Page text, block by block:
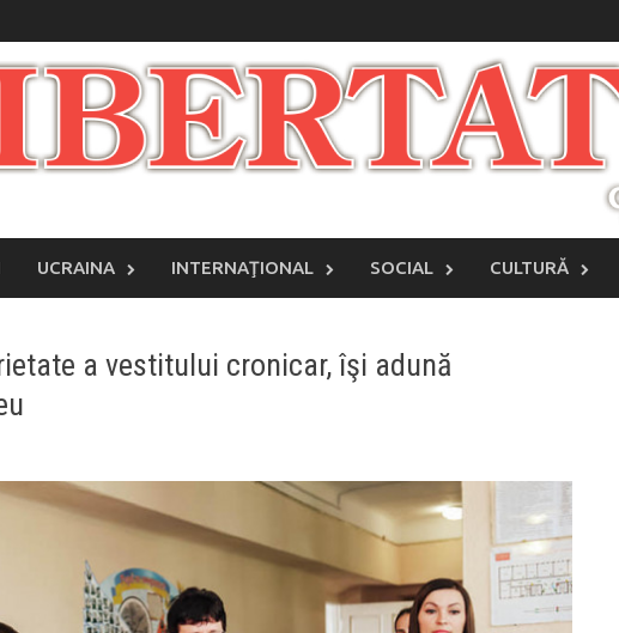
UCRAINA INTERNAŢIONAL SOCIAL CULTURĂ
a vestitului cronicar, îşi adună